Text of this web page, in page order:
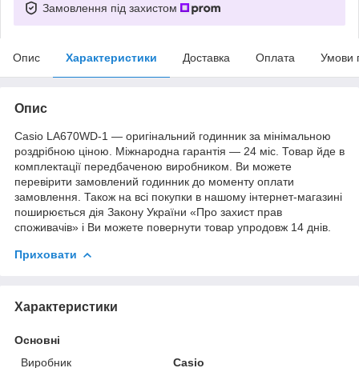
Замовлення під захистом
Опис Характеристики Доставка Оплата Умови
Опис
Casio LA670WD-1 — оригінальний годинник за мінімальною
роздрібною ціною. Міжнародна гарантія — 24 міс. Товар йде в
комплектації передбаченою виробником. Ви можете
перевірити замовлений годинник до моменту оплати
замовлення. Також на всі покупки в нашому інтернет-магазині
поширюється дія Закону України «Про захист прав
споживачів» і Ви можете повернути товар упродовж 14 днів.
Приховати
Характеристики
Основні
Виробник
Casio